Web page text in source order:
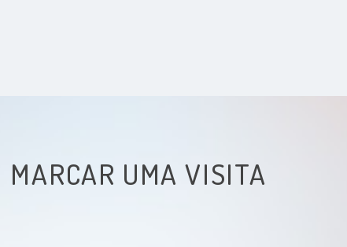
MARCAR UMA VISITA